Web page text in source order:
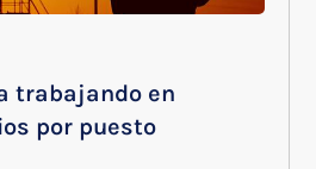
trabajando en
por puesto